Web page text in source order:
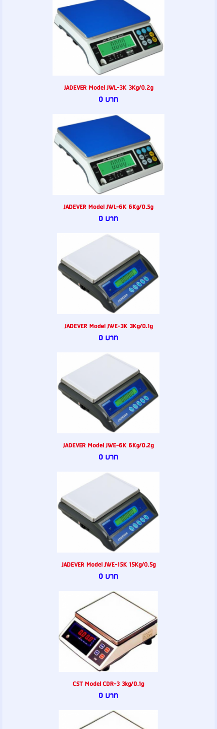
JADEVER Model JWL-3K 3Kg/0.2g
0 บาท
JADEVER Model JWL-6K 6Kg/0.5g
0 บาท
JADEVER Model JWE-3K 3Kg/0.1g
0 บาท
JADEVER Model JWE-6K 6Kg/0.2g
0 บาท
JADEVER Model JWE-15K 15Kg/0.5g
0 บาท
CST Model CDR-3 3kg/0.1g
0 บาท